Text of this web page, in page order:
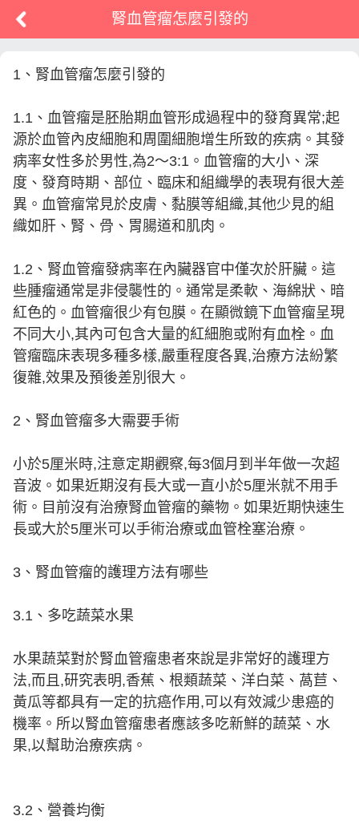
腎血管瘤怎麼引發的
1、腎血管瘤怎麼引發的
1.1、血管瘤是胚胎期血管形成過程中的發育異常;起
源於血管內皮細胞和周圍細胞增生所致的疾病。其發
病率女性多於男性,為2～3:1。血管瘤的大小、深
度、發育時期、部位、臨床和組織學的表現有很大差
異。血管瘤常見於皮膚、黏膜等組織,其他少見的組
織如肝、腎、骨、胃腸道和肌肉。
1.2、腎血管瘤發病率在內臟器官中僅次於肝臟。這
些腫瘤通常是非侵襲性的。通常是柔軟、海綿狀、暗
紅色的。血管瘤很少有包膜。在顯微鏡下血管瘤呈現
不同大小,其內可包含大量的紅細胞或附有血栓。血
管瘤臨床表現多種多樣,嚴重程度各異,治療方法紛繁
復雜,效果及預後差別很大。
2、腎血管瘤多大需要手術
小於5厘米時,注意定期觀察,每3個月到半年做一次超
音波。如果近期沒有長大或一直小於5厘米就不用手
術。目前沒有治療腎血管瘤的藥物。如果近期快速生
長或大於5厘米可以手術治療或血管栓塞治療。
3、腎血管瘤的護理方法有哪些
3.1、多吃蔬菜水果
水果蔬菜對於腎血管瘤患者來說是非常好的護理方
法,而且,研究表明,香蕉、根類蔬菜、洋白菜、萵苣、
黃瓜等都具有一定的抗癌作用,可以有效減少患癌的
機率。所以腎血管瘤患者應該多吃新鮮的蔬菜、水
果,以幫助治療疾病。
3.2、營養均衡